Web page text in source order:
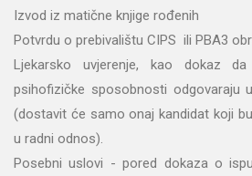
Izvod iz matične knjige rođenih
Potvrdu o prebivalištu CIPS ili PBA3
Ljekarsko uvjerenje, kao dokaz
psihofizičke sposobnosti odgovaraju
(dostavit će samo onaj kandidat koji
u radni odnos).
Posebni uslovi - pored dokaza o